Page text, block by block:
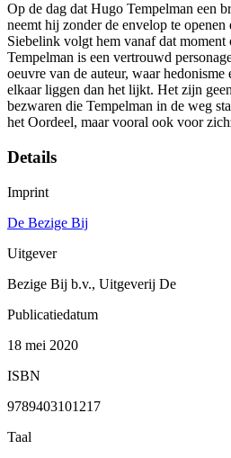
Op de dag dat Hugo Tempelman een
neemt hij zonder de envelop te openen
Siebelink volgt hem vanaf dat
Tempelman is een vertrouwd
oeuvre van de auteur, waar
elkaar liggen dan het lijkt. Het zijn
bezwaren die Tempelman in de weg
het Oordeel, maar vooral ook voor
Details
Imprint
De Bezige Bij
Uitgever
Bezige Bij b.v., Uitgeverij De
Publicatiedatum
18 mei 2020
ISBN
9789403101217
Taal